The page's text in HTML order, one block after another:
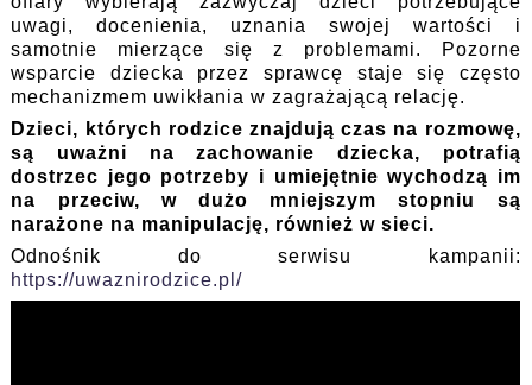
uwagi, docenienia, uznania swojej wartości i
samotnie mierzące się z problemami. Pozorne
wsparcie dziecka przez sprawcę staje się często
mechanizmem uwikłania w zagrażającą relację.
Dzieci, których rodzice znajdują czas na rozmowę,
są uważni na zachowanie dziecka, potrafią
dostrzec jego potrzeby i umiejętnie wychodzą im
na przeciw, w dużo mniejszym stopniu są
narażone na manipulację, również w sieci.
Odnośnik do serwisu kampanii:
https://uwaznirodzice.pl/